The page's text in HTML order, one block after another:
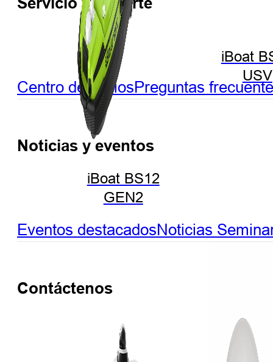
iBoat BS12
GEN2
iBoat
USV
Centro de sociosPreguntas
Noticias y eventos
Eventos destacadosNoticias
Contáctenos